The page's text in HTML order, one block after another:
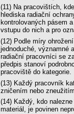
(11) Na pracovištích,
hlediska radiační
kontrolovaných pásem
vstupu do nich a pro
(12) Podle míry
jednoduché, významné
radiační pracovníci se
předpis stanoví
pracoviště do kategorie.
(13) Každý pracovník
zničením nebo
(14) Každý, kdo
materiál, je povinen